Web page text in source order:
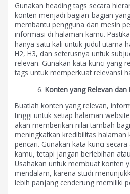
Gunakan heading tags secara
konten menjadi bagian-bagian
membantu pengguna dan mesin
informasi di halaman kamu.
hanya satu kali untuk judul utama
H2, H3, dan seterusnya untuk
relevan. Gunakan kata kunci yang
tags untuk memperkuat relevansi
Konten yang Relevan dan
Buatlah konten yang relevan,
tinggi untuk setiap halaman
akan memberikan nilai tambah
meningkatkan kredibilitas halaman
pencari. Gunakan kata kunci
kamu, tetapi jangan berlebihan
Usahakan untuk membuat konten
mendalam, karena studi
lebih panjang cenderung memiliki